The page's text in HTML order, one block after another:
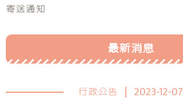
寄送通知
最新消息
行政公告 2023-12-07